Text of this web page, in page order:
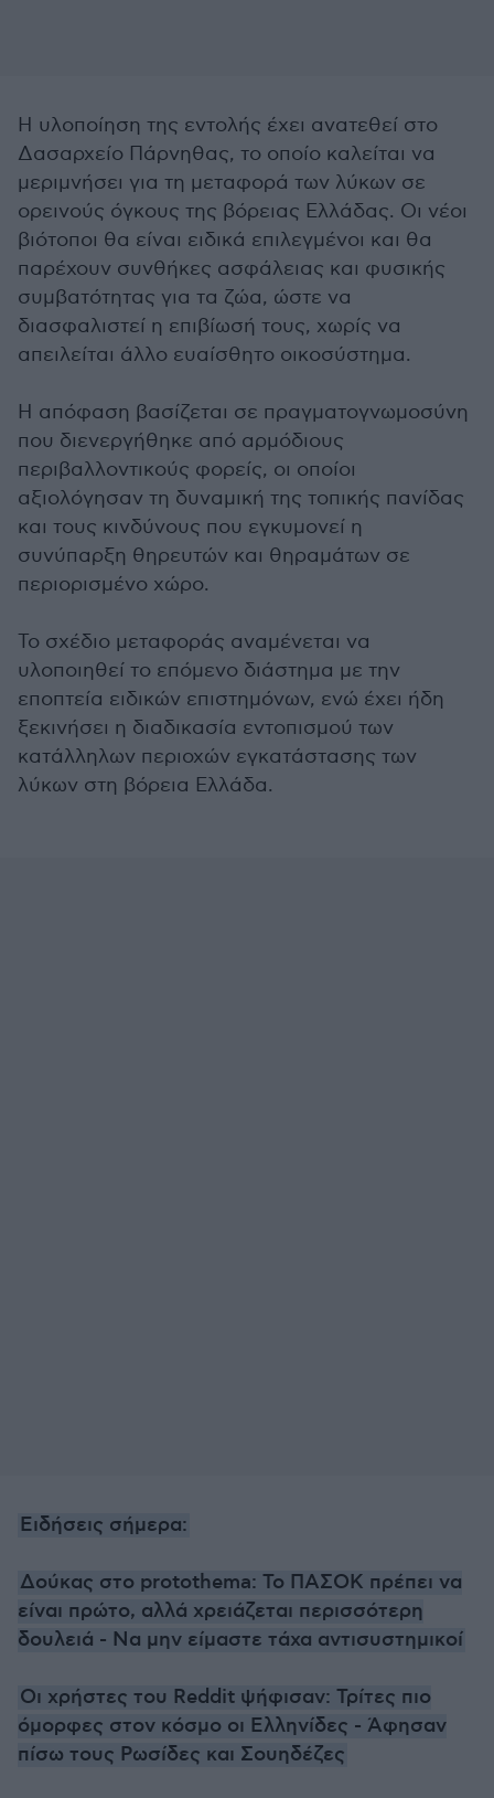
Η υλοποίηση της εντολής έχει ανατεθεί στο
Δασαρχείο Πάρνηθας, το οποίο καλείται να
μεριμνήσει για τη μεταφορά των λύκων σε
ορεινούς όγκους της βόρειας Ελλάδας. Οι νέοι
βιότοποι θα είναι ειδικά επιλεγμένοι και θα
παρέχουν συνθήκες ασφάλειας και φυσικής
συμβατότητας για τα ζώα, ώστε να
διασφαλιστεί η επιβίωσή τους, χωρίς να
απειλείται άλλο ευαίσθητο οικοσύστημα.
Η απόφαση βασίζεται σε πραγματογνωμοσύνη
που διενεργήθηκε από αρμόδιους
περιβαλλοντικούς φορείς, οι οποίοι
αξιολόγησαν τη δυναμική της τοπικής πανίδας
και τους κινδύνους που εγκυμονεί η
συνύπαρξη θηρευτών και θηραμάτων σε
περιορισμένο χώρο.
Το σχέδιο μεταφοράς αναμένεται να
υλοποιηθεί το επόμενο διάστημα με την
εποπτεία ειδικών επιστημόνων, ενώ έχει ήδη
ξεκινήσει η διαδικασία εντοπισμού των
κατάλληλων περιοχών εγκατάστασης των
λύκων στη βόρεια Ελλάδα.
Ειδήσεις σήμερα:
Δούκας στο protothema: Το ΠΑΣΟΚ πρέπει να
είναι πρώτο, αλλά χρειάζεται περισσότερη
δουλειά - Να μην είμαστε τάχα αντισυστημικοί
Οι χρήστες του Reddit ψήφισαν: Τρίτες πιο
όμορφες στον κόσμο οι Ελληνίδες - Άφησαν
πίσω τους Ρωσίδες και Σουηδέζες